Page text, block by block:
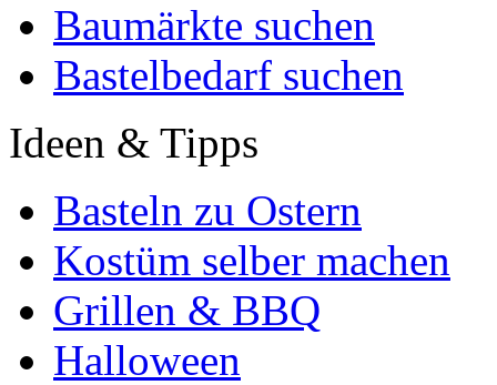
Baumärkte suchen
Bastelbedarf suchen
Ideen & Tipps
Basteln zu Ostern
Kostüm selber machen
Grillen & BBQ
Halloween